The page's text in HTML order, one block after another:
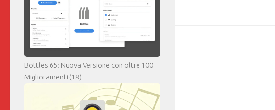
Bottles 65: Nuova Versione con oltre 100
Miglioramenti (18)